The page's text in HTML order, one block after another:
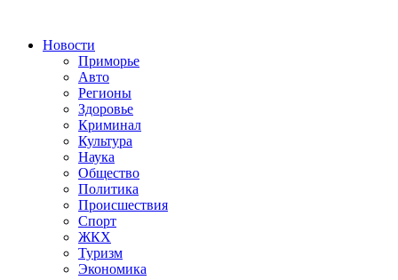
Новости
Приморье
Авто
Регионы
Здоровье
Криминал
Культура
Наука
Общество
Политика
Происшествия
Спорт
ЖКХ
Туризм
Экономика